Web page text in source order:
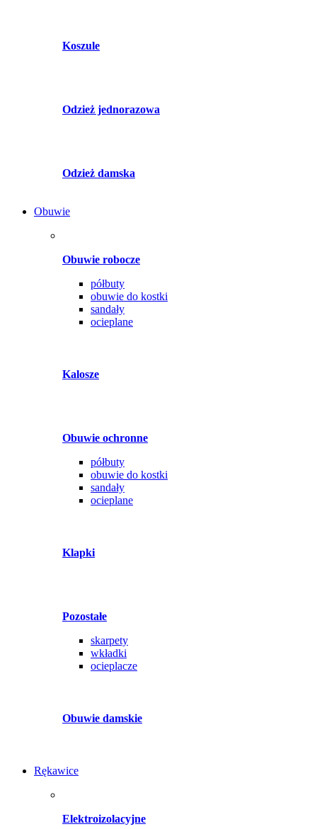
Koszule
Odzież jednorazowa
Odzież damska
Obuwie
Obuwie robocze
półbuty
obuwie do kostki
sandały
ocieplane
Kalosze
Obuwie ochronne
półbuty
obuwie do kostki
sandały
ocieplane
Klapki
Pozostałe
skarpety
wkładki
ocieplacze
Obuwie damskie
Rękawice
Elektroizolacyjne